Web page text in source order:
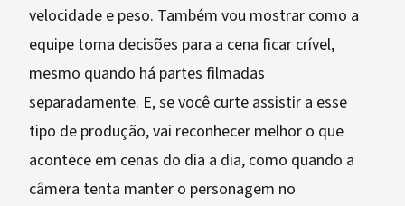
velocidade e peso. Também vou mostrar como a
equipe toma decisões para a cena ficar crível,
mesmo quando há partes filmadas
separadamente. E, se você curte assistir a esse
tipo de produção, vai reconhecer melhor o que
acontece em cenas do dia a dia, como quando a
câmera tenta manter o personagem no